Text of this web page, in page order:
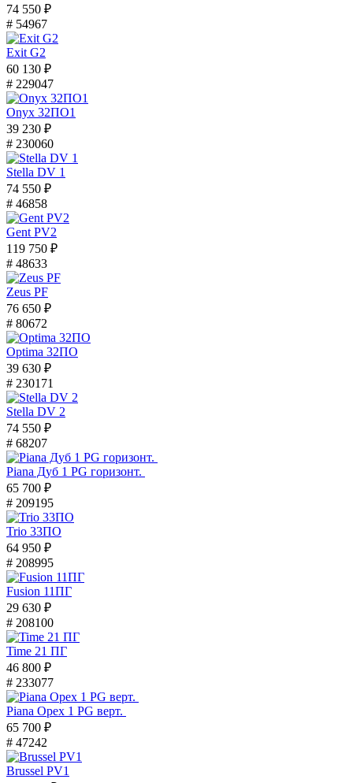
74 550 ₽
# 54967
Exit G2
60 130 ₽
# 229047
Onyx 32ПО1
39 230 ₽
# 230060
Stella DV 1
74 550 ₽
# 46858
Gent PV2
119 750 ₽
# 48633
Zeus PF
76 650 ₽
# 80672
Optima 32ПО
39 630 ₽
# 230171
Stella DV 2
74 550 ₽
# 68207
Piana Дуб 1 PG горизонт.
65 700 ₽
# 209195
Trio 33ПО
64 950 ₽
# 208995
Fusion 11ПГ
29 630 ₽
# 208100
Time 21 ПГ
46 800 ₽
# 233077
Piana Орех 1 PG верт.
65 700 ₽
# 47242
Brussel PV1